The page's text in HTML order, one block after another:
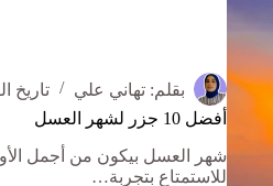
بقلم: تهاني علي تاريخ
أفضل 10 جزر لشهر العسل
شهر العسل بيكون من أجمل
للاستمتاع بتجربة…